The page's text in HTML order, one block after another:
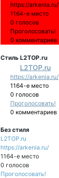
https://arkenia.ru/
1164-е место
0 голосов
Проголосовать!
0 комментариев
Стиль L2TOP.ru
L2TOP.ru
https://arkenia.ru/
1164-е место
0 голосов
Проголосовать!
0 комментариев
Без стиля
L2TOP.ru
https://arkenia.ru/
1164-е место
0 голосов
Проголосовать!